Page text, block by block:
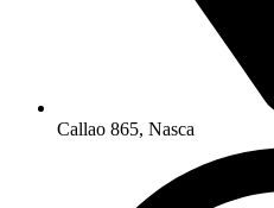
Callao 865, Nasca